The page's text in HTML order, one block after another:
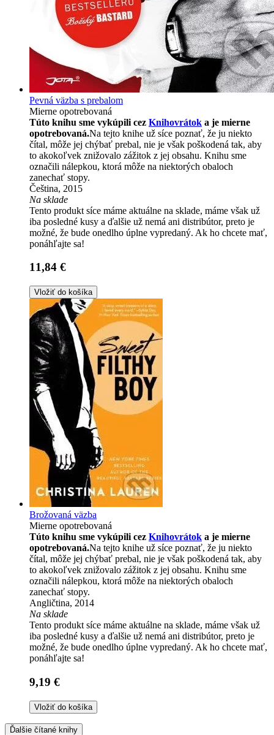
Pevná väzba s prebalom
Mierne opotrebovaná
Túto knihu sme vykúpili cez Knihovrátok a je mierne
opotrebovaná.Na tejto knihe už síce poznať, že ju niekto
čítal, môže jej chýbať prebal, nie je však poškodená tak, aby
to akokoľvek znižovalo zážitok z jej obsahu. Knihu sme
označili nálepkou, ktorá môže na niektorých obaloch
zanechať stopy.
Čeština, 2015
Na sklade
Tento produkt síce máme aktuálne na sklade, máme však už
iba posledné kusy a ďalšie už nemá ani distribútor, preto je
možné, že bude onedlho úplne vypredaný. Ak ho chcete mať,
ponáhľajte sa!
11,84 €
Vložiť do košíka
Brožovaná väzba
Mierne opotrebovaná
Túto knihu sme vykúpili cez Knihovrátok a je mierne
opotrebovaná.Na tejto knihe už síce poznať, že ju niekto
čítal, môže jej chýbať prebal, nie je však poškodená tak, aby
to akokoľvek znižovalo zážitok z jej obsahu. Knihu sme
označili nálepkou, ktorá môže na niektorých obaloch
zanechať stopy.
Angličtina, 2014
Na sklade
Tento produkt síce máme aktuálne na sklade, máme však už
iba posledné kusy a ďalšie už nemá ani distribútor, preto je
možné, že bude onedlho úplne vypredaný. Ak ho chcete mať,
ponáhľajte sa!
9,19 €
Vložiť do košíka
Ďalšie čítané knihy